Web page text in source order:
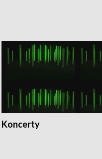
Koncerty